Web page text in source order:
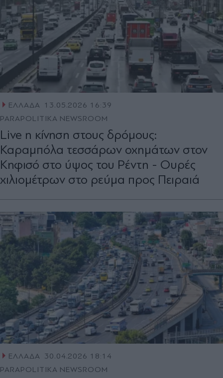
ΕΛΛΑΔΑ 13.05.2026 16:39
PARAPOLITIKA NEWSROOM
Live η κίνηση στους δρόμους:
Καραμπόλα τεσσάρων οχημάτων στον
Κηφισό στο ύψος του Ρέντη - Ουρές
χιλιομέτρων στο ρεύμα προς Πειραιά
ΕΛΛΑΔΑ 30.04.2026 18:14
PARAPOLITIKA NEWSROOM